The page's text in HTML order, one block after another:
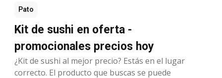
Pato
Kit de sushi en oferta -
promocionales precios hoy
¿Kit de sushi al mejor precio? Estás en el lugar
correcto. El producto que buscas se puede